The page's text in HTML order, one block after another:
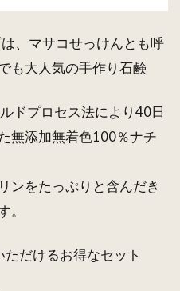
、マサコせっけんとも呼
も大人気の手作り石鹸
ドプロセス法により40日
無添加無着色100％ナチ
ンをたっぷりと含んだき
。
だけるお得なセット